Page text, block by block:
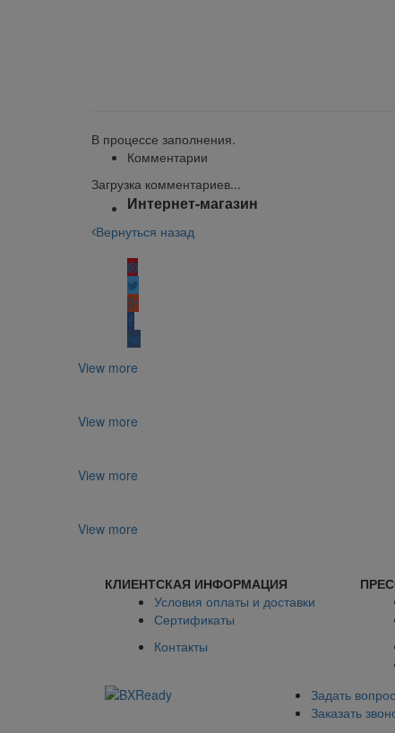
В процессе заполнения.
Комментарии
Загрузка комментариев...
Интернет-магазин
Вернуться назад
View more
View more
View more
View more
КЛИЕНТСКАЯ ИНФОРМАЦИЯ
Условия оплаты и доставки
Сертификаты
Контакты
Задать вопрос
Заказать